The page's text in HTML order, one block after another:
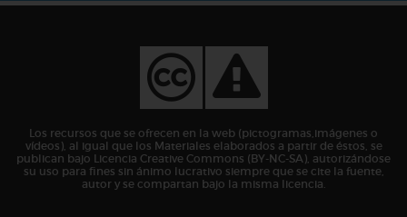
Los recursos que se ofrecen en la web (pictogramas,imágenes o
vídeos), al igual que los Materiales elaborados a partir de éstos, se
publican bajo Licencia Creative Commons (BY-NC-SA), autorizándose
su uso para fines sin ánimo lucrativo siempre que se cite la fuente,
autor y se compartan bajo la misma licencia.